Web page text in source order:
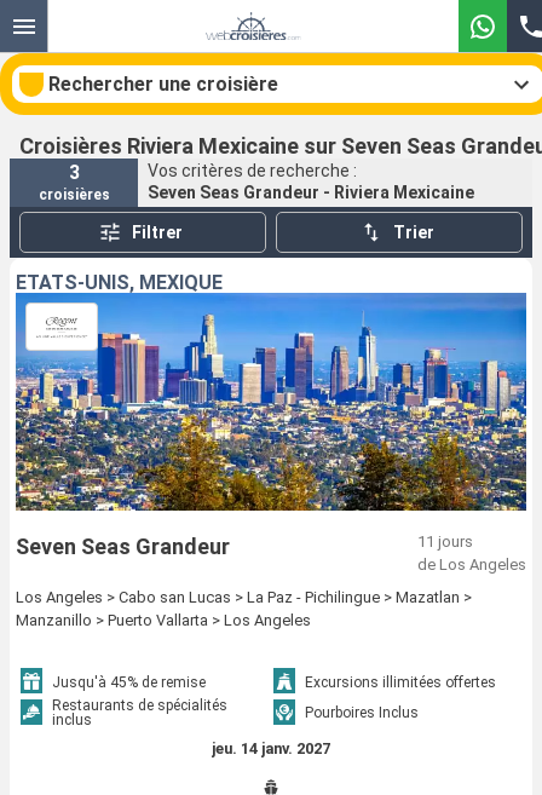
Rechercher une croisière
Nos destinations
Mois de départ
Ports Compagnies
Rechercher
Croisières Riviera Mexicaine sur Seven Seas
3
croisières
Vos critères de recherche :
Seven Seas Grandeur - Riviera Mexicaine
Filtrer Trier
ÉTATS-UNIS, MEXIQUE
Seven Seas Grandeur
11 jours
de Los Angeles
Los Angeles > Cabo san Lucas > La Paz - Pichilingue > Mazatlan >
Manzanillo > Puerto Vallarta > Los Angeles
Jusqu'à 45% de remise
Excursions illimitées offertes
Restaurants de spécialités
inclus
Pourboires Inclus
jeu. 14 janv. 2027